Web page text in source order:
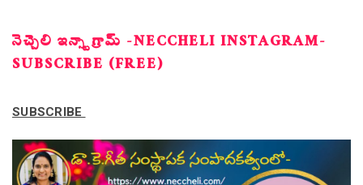
నెచ్చెలి ఇన్స్టాగ్రామ్ -NECCHELI INSTAGRAM-
SUBSCRIBE (FREE)
SUBSCRIBE